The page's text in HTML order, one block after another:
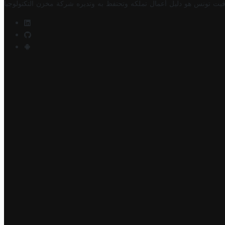
تونس هو دليل أعمال تملكه وتحتفظ به وتديره شركة مخزن التكنولوجيا